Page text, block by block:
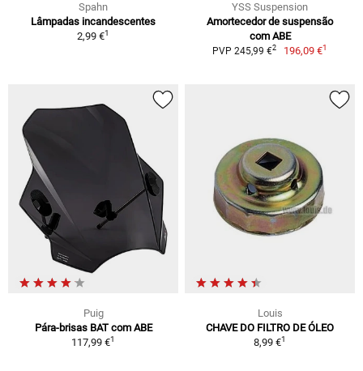
Spahn
Lâmpadas incandescentes
2,99 €1
YSS Suspension
Amortecedor de suspensão
com ABE
PVP 245,99 €2 196,09 €1
Puig
Pára-brisas BAT com ABE
117,99 €1
Louis
CHAVE DO FILTRO DE ÓLEO
8,99 €1